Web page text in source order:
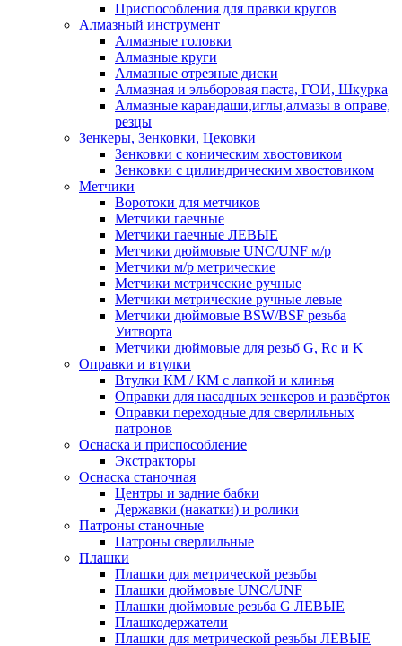
Приспособления для правки кругов
Алмазный инструмент
Алмазные головки
Алмазные круги
Алмазные отрезные диски
Алмазная и эльборовая паста, ГОИ, Шкурка
Алмазные карандаши,иглы,алмазы в оправе,
резцы
Зенкеры, Зенковки, Цековки
Зенковки с коническим хвостовиком
Зенковки с цилиндрическим хвостовиком
Метчики
Воротоки для метчиков
Метчики гаечные
Метчики гаечные ЛЕВЫЕ
Метчики дюймовые UNC/UNF м/р
Метчики м/р метрические
Метчики метрические ручные
Метчики метрические ручные левые
Метчики дюймовые BSW/BSF резьба
Уитворта
Метчики дюймовые для резьб G, Rc и K
Оправки и втулки
Втулки КМ / КМ с лапкой и клинья
Оправки для насадных зенкеров и развёрток
Оправки переходные для сверлильных
патронов
Оснаска и приспособление
Экстракторы
Оснаска станочная
Центры и задние бабки
Державки (накатки) и ролики
Патроны станочные
Патроны сверлильные
Плашки
Плашки для метрической резьбы
Плашки дюймовые UNC/UNF
Плашки дюймовые резьба G ЛЕВЫЕ
Плашкодержатели
Плашки для метрической резьбы ЛЕВЫЕ